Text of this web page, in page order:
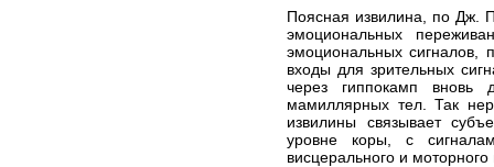
Поясная извилина, по Дж.
эмоциональных
эмоциональных сигналов,
входы для зрительных
через гиппокамп вновь
мамиллярных тел. Так
извилины связывает
уровне коры, с
висцерального и